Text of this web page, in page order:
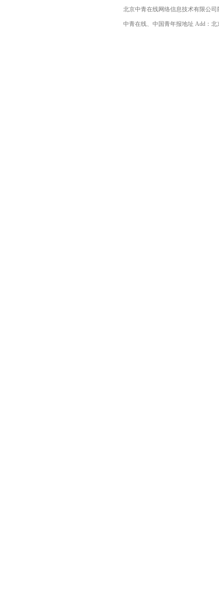
北京中青在线网络信息技术有限公
中青在线、中国青年报地址 Add：北